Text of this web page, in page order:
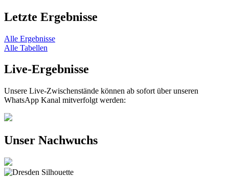
Letzte Ergebnisse
Alle Ergebnisse
Alle Tabellen
Live-Ergebnisse
Unsere Live-Zwischenstände können ab sofort über unseren
WhatsApp Kanal mitverfolgt werden:
Unser Nachwuchs